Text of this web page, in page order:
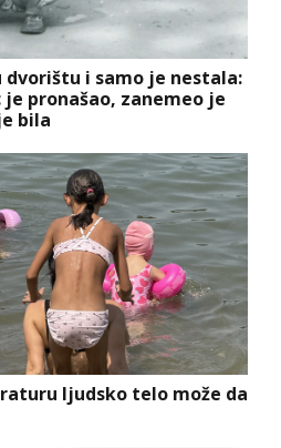
dvorištu i samo je nestala:
je pronašao, zanemeo je
bila
ljudsko telo može da